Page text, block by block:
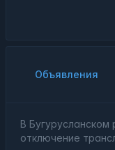
Объявления
В
отключение